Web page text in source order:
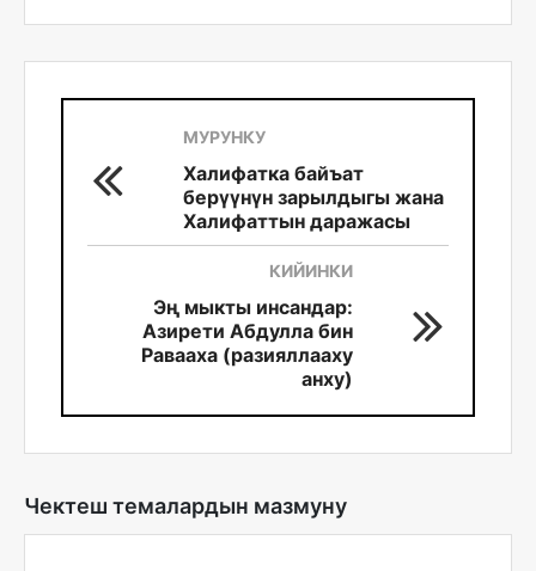
Чектеш темалардын мазмуну
МУРУНКУ
Халифатка байъат
берүүнүн зарылдыгы жана
Халифаттын даражасы
КИЙИНКИ
Эң мыкты инсандар:
Азирети Абдулла бин
Равааха (разияллааху
анху)